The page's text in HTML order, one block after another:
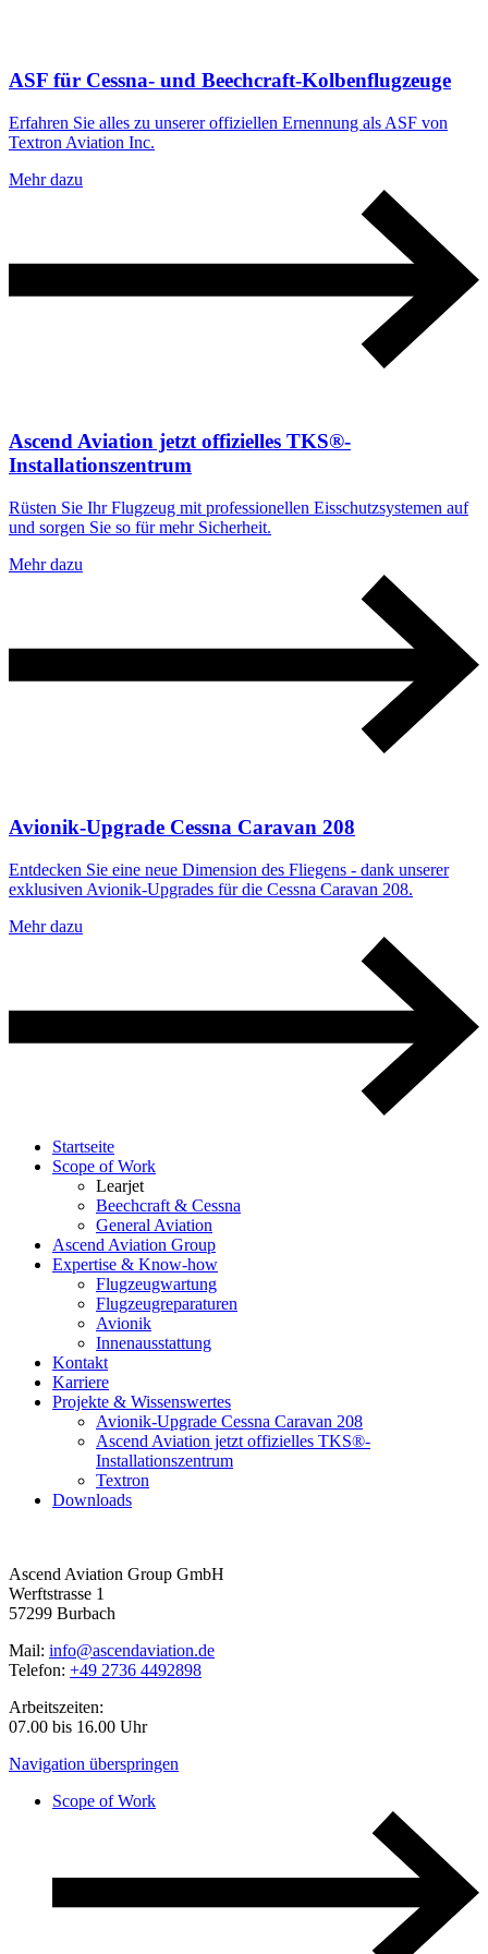
ASF für Cessna- und Beechcraft-Kolbenflugzeuge
Erfahren Sie alles zu unserer offiziellen Ernennung als ASF von
Textron Aviation Inc.
Mehr dazu
Ascend Aviation jetzt offizielles TKS®-
Installationszentrum
Rüsten Sie Ihr Flugzeug mit professionellen Eisschutzsystemen auf
und sorgen Sie so für mehr Sicherheit.
Mehr dazu
Avionik-Upgrade Cessna Caravan 208
Entdecken Sie eine neue Dimension des Fliegens - dank unserer
exklusiven Avionik-Upgrades für die Cessna Caravan 208.
Mehr dazu
Startseite
Scope of Work
Learjet
Beechcraft & Cessna
General Aviation
Ascend Aviation Group
Expertise & Know-how
Flugzeug­wartung
Flugzeug­reparaturen
Avionik
Innen­ausstattung
Kontakt
Karriere
Projekte & Wissenswertes
Avionik-Upgrade Cessna Caravan 208
Ascend Aviation jetzt offizielles TKS®-
Installationszentrum
Textron
Downloads
Ascend Aviation Group GmbH
Werftstrasse 1
57299 Burbach
Mail: info@ascendaviation.de
Telefon: +49 2736 4492898
Arbeitszeiten:
07.00 bis 16.00 Uhr
Navigation überspringen
Scope of Work